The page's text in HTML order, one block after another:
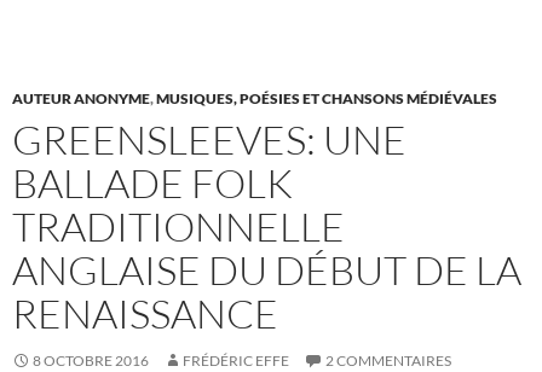
AUTEUR ANONYME,MUSIQUES, POÉSIES ET CHANSONS MÉDIÉVALES
GREENSLEEVES: UNE
BALLADE FOLK
TRADITIONNELLE
ANGLAISE DU DÉBUT DE LA
RENAISSANCE
8 OCTOBRE 2016 FRÉDÉRIC EFFE 2 COMMENTAIRES